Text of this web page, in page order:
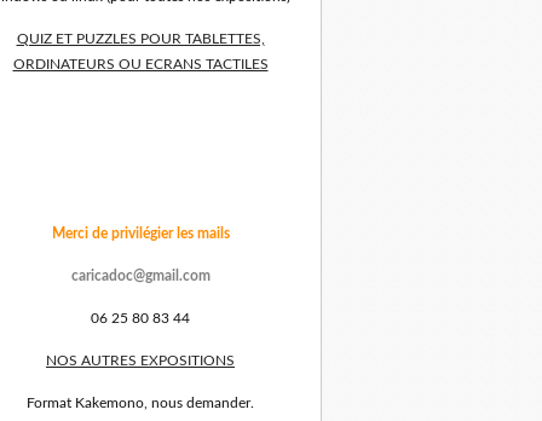
QUIZ ET PUZZLES POUR TABLETTES,
ORDINATEURS OU ECRANS TACTILES
Merci de privilégier les mails
caricadoc@gmail.com
06 25 80 83 44
NOS AUTRES EXPOSITIONS
Format Kakemono, nous demander.